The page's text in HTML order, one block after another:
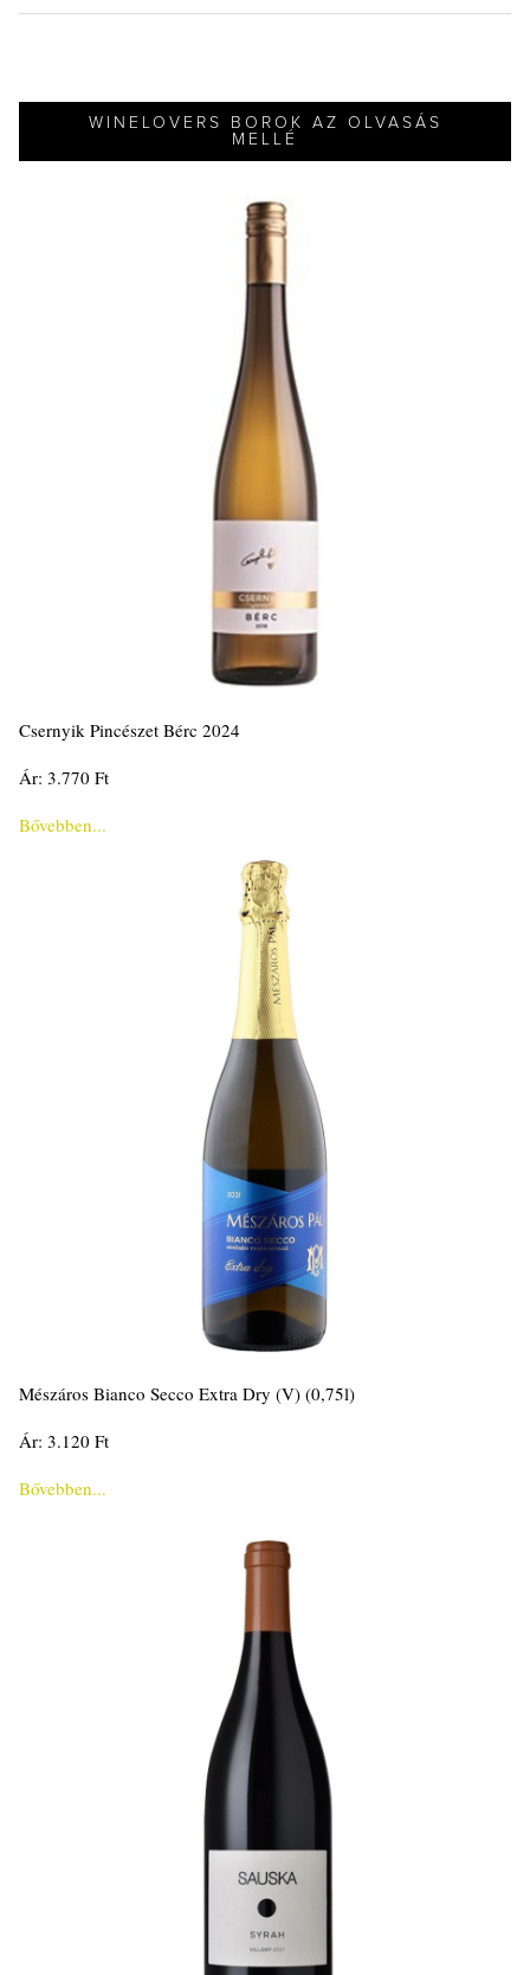
WINELOVERS BOROK AZ OLVASÁS
MELLÉ
Csernyik Pincészet Bérc 2024
Ár: 3.770 Ft
Bővebben...
Mészáros Bianco Secco Extra Dry (V) (0,75l)
Ár: 3.120 Ft
Bővebben...